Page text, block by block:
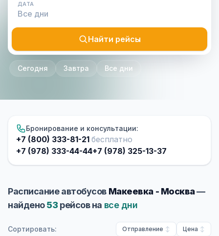
ДАТА
Найти рейсы
Сегодня Завтра Все дни
Бронирование и консультации:
+7 (800) 333-81-21 бесплатно
+7 (978) 333-44-44+7 (978) 325-13-37
Расписание автобусов Макеевка - Москва—
найдено53 рейсов на все дни
Сортировать: Отправление Цена